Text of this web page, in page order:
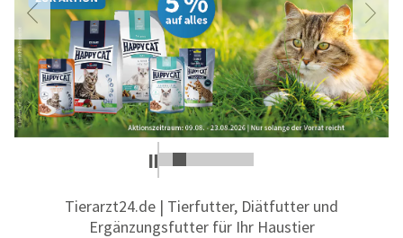
Tierarzt24.de | Tierfutter, Diätfutter und
Ergänzungsfutter für Ihr Haustier